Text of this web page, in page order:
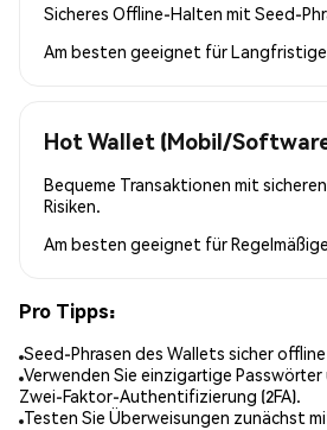
Sicheres Offline-Halten mit Seed-
Am besten geeignet für
Hot Wallet (Mobil/
Bequeme Transaktionen mit
Risiken.
Am besten geeignet für
Pro Tipps:
Seed-Phrasen des Wallets sicher
Verwenden Sie einzigartige
Zwei-Faktor-Authentifizierung (2FA).
Testen Sie Überweisungen zunächst